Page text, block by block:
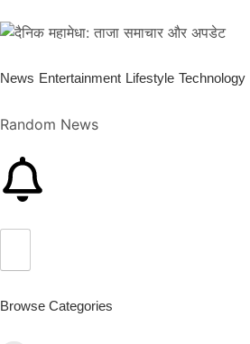
News Entertainment Lifestyle Technology
Random News
Browse Categories